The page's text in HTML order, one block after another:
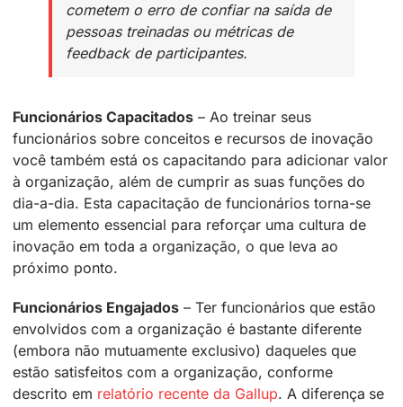
cometem o erro de confiar na saída de
pessoas treinadas ou métricas de
feedback de participantes.
Funcionários Capacitados– Ao treinar seus
funcionários sobre conceitos e recursos de inovação
você também está os capacitando para adicionar valor
à organização, além de cumprir as suas funções do
dia-a-dia. Esta capacitação de funcionários torna-se
um elemento essencial para reforçar uma cultura de
inovação em toda a organização, o que leva ao
próximo ponto.
Funcionários Engajados– Ter funcionários que estão
envolvidos com a organização é bastante diferente
(embora não mutuamente exclusivo) daqueles que
estão satisfeitos com a organização, conforme
descrito em relatório recente da Gallup. A diferença se